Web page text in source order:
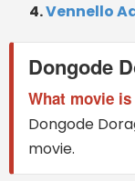
Vennello
Dongode
What movie
Dongode
movie.